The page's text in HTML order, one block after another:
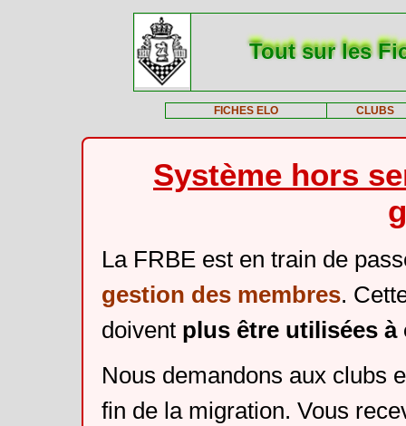
Tout sur les
FICHES ELO CLUBS
Système hors
La FRBE est en train de
gestion des membres.
doivent plus être utilisées
Nous demandons aux clubs
fin de la migration. Vous